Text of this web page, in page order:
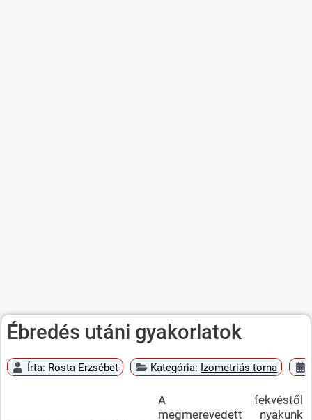
Ébredés utáni gyakorlatok
Írta: Rosta Erzsébet Kategória: Izometriás torna
A fekvéstől
megmerevedett nyakunk